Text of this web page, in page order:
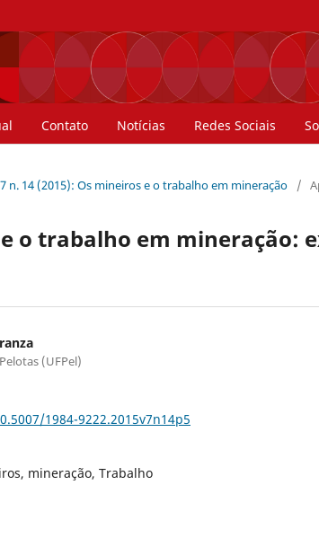
Contato Notícias Redes Sociais
n. 14 (2015): Os mineiros e o trabalho em mineração /
o trabalho em mineração:
(UFPel)
1984-9222.2015v7n14p5
mineração, Trabalho